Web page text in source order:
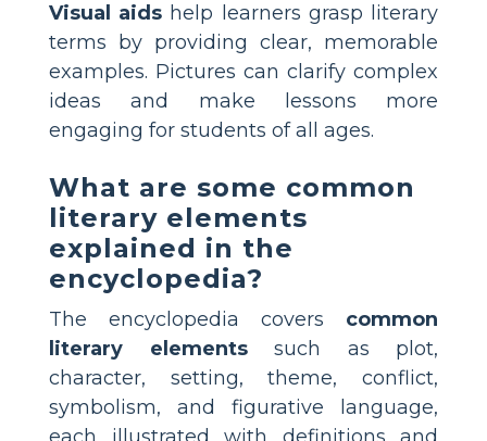
Visual aids help learners grasp literary
terms by providing clear, memorable
examples. Pictures can clarify complex
ideas and make lessons more
engaging for students of all ages.
What are some common
literary elements
explained in the
encyclopedia?
The encyclopedia covers common
literary elementssuch as plot,
character, setting, theme, conflict,
symbolism, and figurative language,